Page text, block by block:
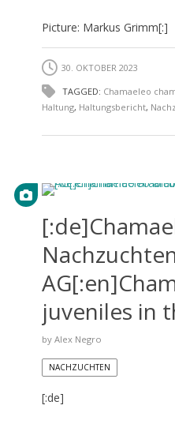
Picture: Markus Grimm[:]
30. OKTOBER 2023
TAGGED: Chamaeleo
Haltung, Haltungsbericht,
juveniles in
by Alex Negro
NACHZUCHTEN
[:de]